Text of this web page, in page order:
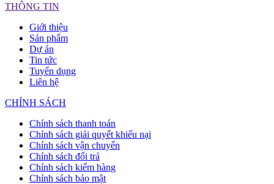
THÔNG TIN
Giới thiệu
Sản phẩm
Dự án
Tin tức
Tuyển dụng
Liên hệ
CHÍNH SÁCH
Chính sách thanh toán
Chính sách giải quyết khiếu nại
Chính sách vận chuyển
Chính sách đổi trả
Chính sách kiểm hàng
Chính sách bảo mật